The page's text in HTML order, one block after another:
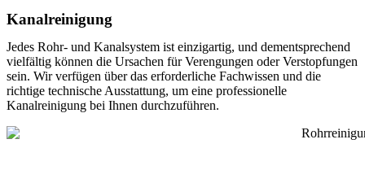
Kanalreinigung
Jedes Rohr- und Kanalsystem ist einzigartig, und dementsprechend
vielfältig können die Ursachen für Verengungen oder Verstopfungen
sein. Wir verfügen über das erforderliche Fachwissen und die
richtige technische Ausstattung, um eine professionelle
Kanalreinigung bei Ihnen durchzuführen.